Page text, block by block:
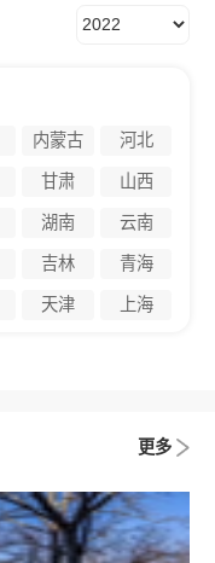
内蒙古 河北
甘肃 山西
湖南 云南
吉林 青海
天津 上海
更多